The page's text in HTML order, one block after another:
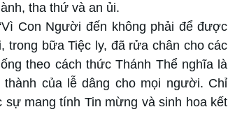
tha thứ và an ủi.
Con Người đến không phải để được
trong bữa Tiệc ly, đã rửa chân cho các
theo cách thức Thánh Thể nghĩa là
của lễ dâng cho mọi người. Chỉ
mang tính Tin mừng và sinh hoa kết